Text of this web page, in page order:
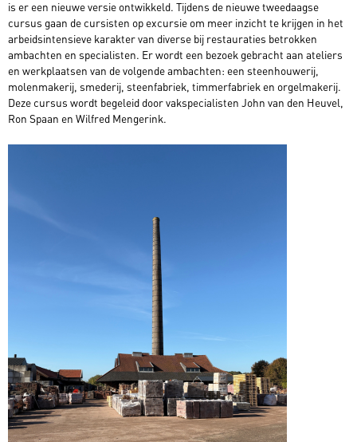
is er een nieuwe versie ontwikkeld. Tijdens de nieuwe tweedaagse
cursus gaan de cursisten op excursie om meer inzicht te krijgen in het
arbeidsintensieve karakter van diverse bij restauraties betrokken
ambachten en specialisten. Er wordt een bezoek gebracht aan ateliers
en werkplaatsen van de volgende ambachten: een steenhouwerij,
molenmakerij, smederij, steenfabriek, timmerfabriek en orgelmakerij.
Deze cursus wordt begeleid door vakspecialisten John van den Heuvel,
Ron Spaan en Wilfred Mengerink.